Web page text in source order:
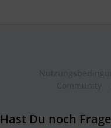
Hast Du noch